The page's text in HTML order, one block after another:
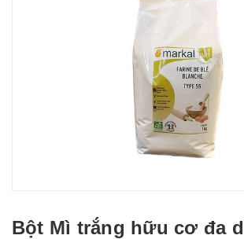
Bột Mì trắng hữu cơ đa